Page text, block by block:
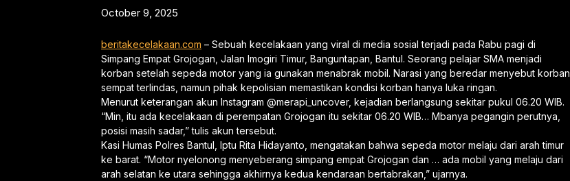
October 9, 2025
beritakecelakaan.com – Sebuah kecelakaan yang viral di media sosial terjadi pada Rabu pagi di
Simpang Empat Grojogan, Jalan Imogiri Timur, Banguntapan, Bantul. Seorang pelajar SMA menjadi
korban setelah sepeda motor yang ia gunakan menabrak mobil. Narasi yang beredar menyebut korban
sempat terlindas, namun pihak kepolisian memastikan kondisi korban hanya luka ringan.
Menurut keterangan akun Instagram @merapi_uncover, kejadian berlangsung sekitar pukul 06.20 WIB.
“Min, itu ada kecelakaan di perempatan Grojogan itu sekitar 06.20 WIB… Mbanya pegangin perutnya,
posisi masih sadar,” tulis akun tersebut.
Kasi Humas Polres Bantul, Iptu Rita Hidayanto, mengatakan bahwa sepeda motor melaju dari arah timur
ke barat. “Motor nyelonong menyeberang simpang empat Grojogan dan … ada mobil yang melaju dari
arah selatan ke utara sehingga akhirnya kedua kendaraan bertabrakan,” ujarnya.